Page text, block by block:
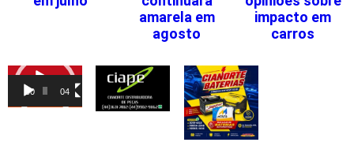
amarela em
agosto
impacto em
carros
Tocador
00:00 04:46